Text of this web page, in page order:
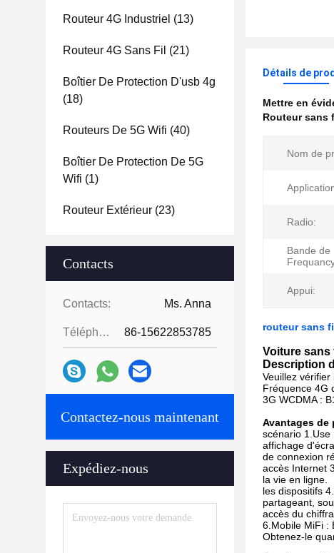
Routeur 4G Industriel (13)
Routeur 4G Sans Fil (21)
Boîtier De Protection D'usb 4g
(18)
Routeurs De 5G Wifi (40)
Boîtier De Protection De 5G
Wifi (1)
Routeur Extérieur (23)
Contacts
Contacts: Ms. Anna
Téléphone: 86-15622853785
Contactez-nous maintenant
Expédiez-nous
Détails de
Mettre en
Routeur sans
Nom de
Radio:
Bande de
Appui:
routeur sans
Voiture sans
Description
Veuillez
Fréquence 4G
3G WCDMA :
Avantages de
scénario 1.Use
affichage
de connexion
accès Internet
la vie en ligne.
les dispositifs
partageant,
accès du
6.Mobile MiFi :
Obtenez-le